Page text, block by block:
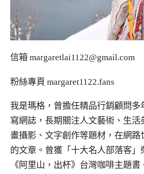
信箱 margaretlai1122@gmail.com
粉絲專頁 margaret1122.fans
我是瑪格，曾擔任精品行銷顧問多
寫網誌，長期關注人文藝術、生活
畫攝影、文字創作等題材，在網路
的文章。曾獲「十大名人部落客」
《阿里山，出杯》台灣咖啡主題書